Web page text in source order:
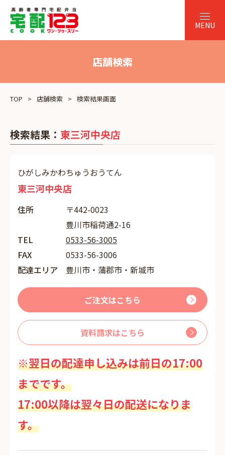
店舗検索
TOP 店舗検索 検索結果画面
検索結果： 東三河中央店
ひがしみかわちゅうおうてん
東三河中央店
住所
〒442-0023
豊川市稲荷通2-16
TEL
0533-56-3005
FAX
0533-56-3006
配達エリア
豊川市・蒲郡市・新城市
ご注文はこちら
資料請求はこちら
※翌日の配達申し込みは前日の17:00
までです。
17:00以降は翌々日の配送になりま
す。